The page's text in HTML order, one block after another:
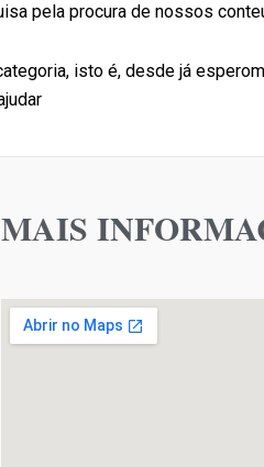
pela procura de nossos
isto é, desde já
MAIS